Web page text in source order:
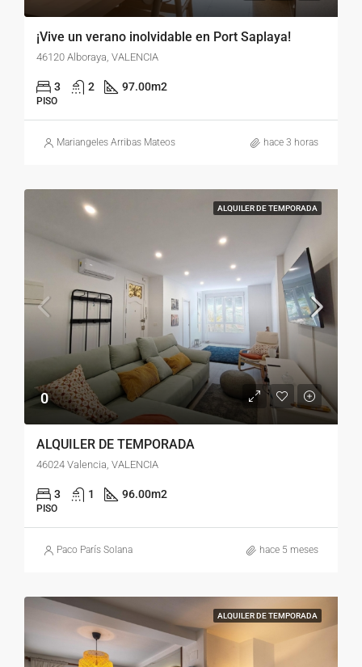
¡Vive un verano inolvidable en Port Saplaya!
46120 Alboraya, VALENCIA
3 2 97.00m2
PISO
Mariangeles Arribas Mateos hace 3 horas
ALQUILER DE TEMPORADA
0
ALQUILER DE TEMPORADA
46024 Valencia, VALENCIA
3 1 96.00m2
PISO
Paco París Solana hace 5 meses
ALQUILER DE TEMPORADA